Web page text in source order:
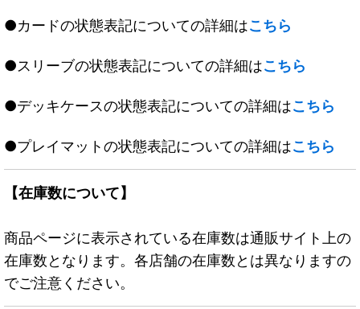
●カードの状態表記についての詳細はこちら
●スリーブの状態表記についての詳細はこちら
●デッキケースの状態表記についての詳細はこちら
●プレイマットの状態表記についての詳細はこちら
【在庫数について】
商品ページに表示されている在庫数は通販サイト上の
在庫数となります。各店舗の在庫数とは異なりますの
でご注意ください。